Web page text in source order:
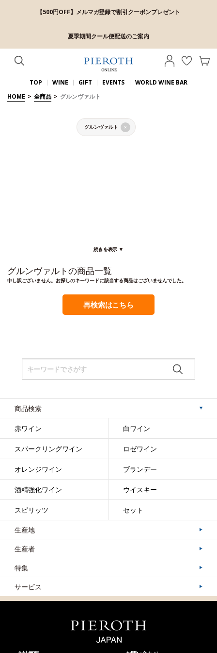
【500円OFF】メルマガ登録で割引クーポンプレゼント
夏季期間クール便配送のご案内
TOP WINE GIFT EVENTS
WORLD WINE BAR
HOME > 全商品 > グルンヴァルト
グルンヴァルト ×
続きを表示 ▼
グルンヴァルトの商品一覧
申し訳ございません。お探しのキーワードに該当する商品はございませんでした。
再検索はこちら
商品検索
赤ワイン 白ワイン
スパークリングワイン ロゼワイン
オレンジワイン ブランデー
酒精強化ワイン ウイスキー
スピリッツ セット
生産地
生産者
特集
サービス